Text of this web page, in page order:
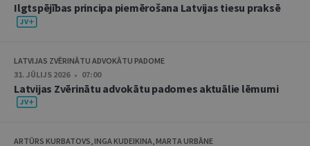
Ilgtspējības principa piemērošana Latvijas tiesu praksē
LATVIJAS ZVĒRINĀTU ADVOKĀTU PADOME
31. JŪLIJS 2026 • 07:00
Latvijas Zvērinātu advokātu padomes aktuālie lēmumi
ARTŪRS KURBATOVS, INGA KUDEIKINA, MARTA URBĀNE